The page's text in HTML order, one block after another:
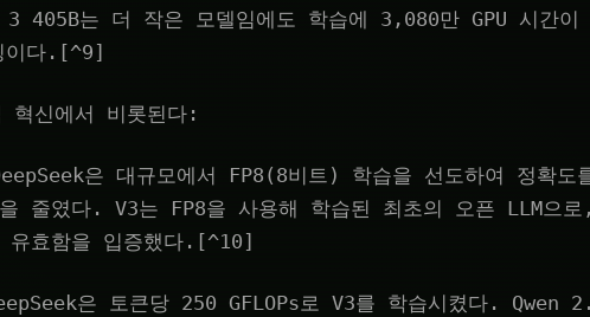
405B는 더 작은 모델임에도 학습에 3,080만 GPU 시간이
이다.[^9]
신에서 비롯된다:
은 대규모에서 FP8(8비트) 학습을 선도하여 정확도
줄였다. V3는 FP8을 사용해 학습된 최초의 오픈 LLM으
유효함을 입증했다.[^10]
은 토큰당 250 GFLOPs로 V3를 학습시켰다. Qwen